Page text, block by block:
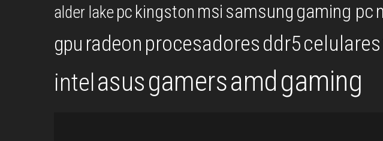
alder lakepc kingston msi samsung gaming pc
gpu radeon procesadoresddr5celulares
intel asusgamersamd gaming